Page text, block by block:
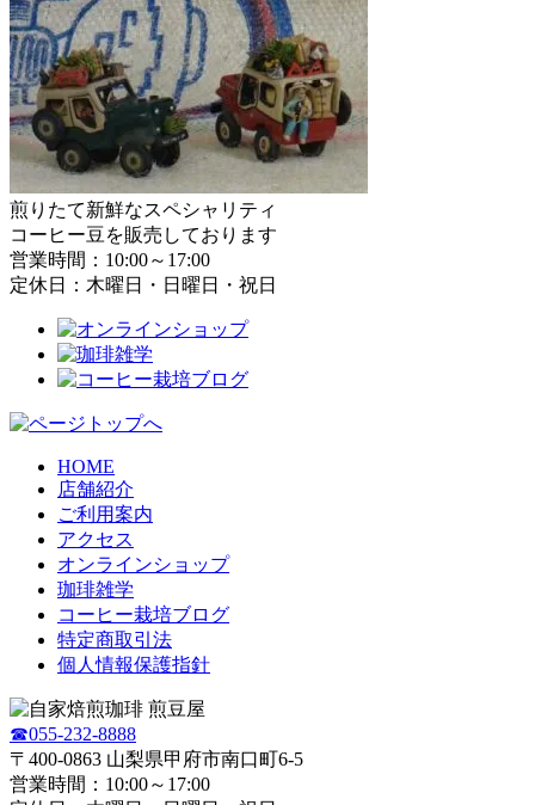
煎りたて新鮮なスペシャリティ
コーヒー豆を販売しております
営業時間：10:00～17:00
定休日：木曜日・日曜日・祝日
HOME
店舗紹介
ご利用案内
アクセス
オンラインショップ
珈琲雑学
コーヒー栽培ブログ
特定商取引法
個人情報保護指針
☎055-232-8888
〒400-0863 山梨県甲府市南口町6-5
営業時間：10:00～17:00